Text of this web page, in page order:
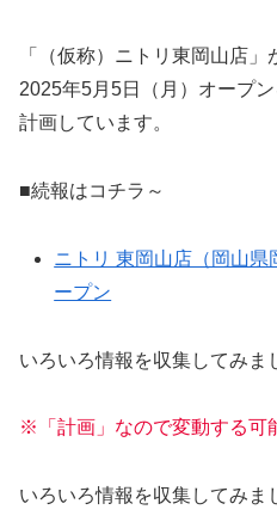
「（仮称）ニトリ東岡山店」
2025年5月5日（月）オープン
計画しています。
■続報はコチラ～
ニトリ 東岡山店（岡山
ープン
いろいろ情報を収集してみま
※「計画」なので変動する可
いろいろ情報を収集してみま